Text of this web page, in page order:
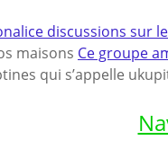
discussions sur
maisons Ce groupe
qui s’appelle